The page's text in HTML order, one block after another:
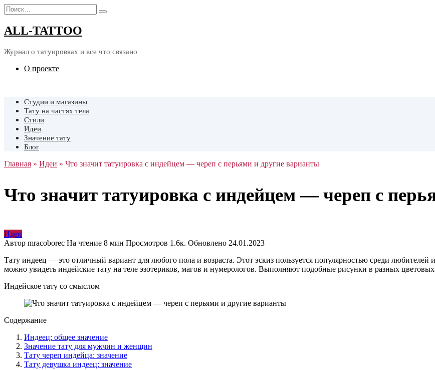
Перейти
к
содержанию
Search
for:
ALL-TATTOO
Журнал о татуировках и все что связано
О проекте
Cтудии и магазины
Тату на частях тела
Стили
Идеи
Значение тату
Блог
Главная » Идеи » Что значит татуировка с индейцем — череп с перьями и другие варианты
Что значит татуировка с индейцем — череп с
Идеи
Автор mracoborec На чтение 8 мин Просмотров 1.6к. Обновлено 24.01.2023
Тату индеец — это отличный вариант для любого пола и возраста. Этот эскиз пользуется популярностью среди
можно увидеть индейские тату на теле эзотериков, магов и нумерологов. Выполняют подобные рисунки в разных
Индейское тату со смыслом
Содержание
Индеец: общее значение
Значение тату для мужчин и женщин
Тату череп индейца: значение
Тату девушка индеец: значение